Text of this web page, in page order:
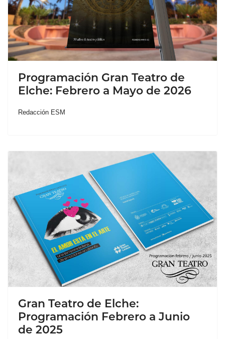
Programación Gran Teatro de
Elche: Febrero a Mayo de 2026
Redacción ESM
Gran Teatro de Elche:
Programación Febrero a Junio
de 2025